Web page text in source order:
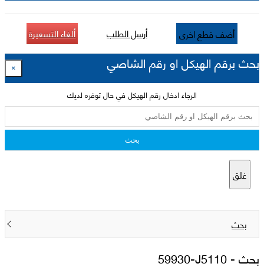
أضف قطع اخرى أرسل الطلب ألغاء التسعيرة
بحث برقم الهيكل او رقم الشاصي ×
الرجاء ادخال رقم الهيكل في حال توفره لديك
بحث
غلق
بحث
بحث -59930-J5110